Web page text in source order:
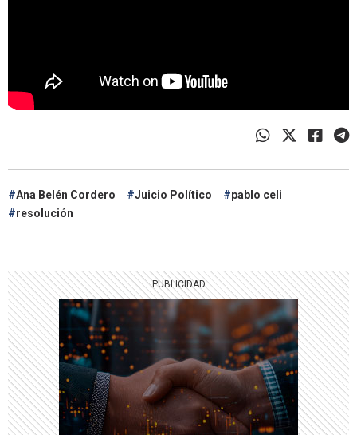
Ana Belén Cordero Juicio Político
pablo celi
resolución